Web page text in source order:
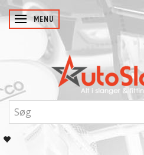
SKIFTE NAVIGATION
MENU